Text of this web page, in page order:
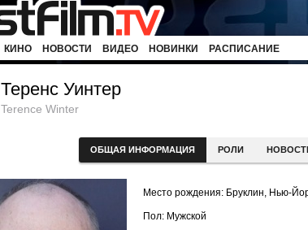
КИНО НОВОСТИ ВИДЕО НОВИНКИ РАСПИСАНИЕ
Теренс Уинтер
Terence Winter
ОБЩАЯ ИНФОРМАЦИЯ РОЛИ
Место рождения: Бруклин, Нью-
Пол: Мужской